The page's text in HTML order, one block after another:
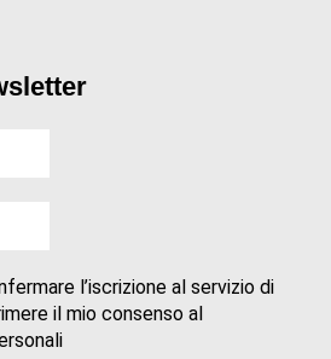
l’iscrizione al servizio di
il mio consenso al